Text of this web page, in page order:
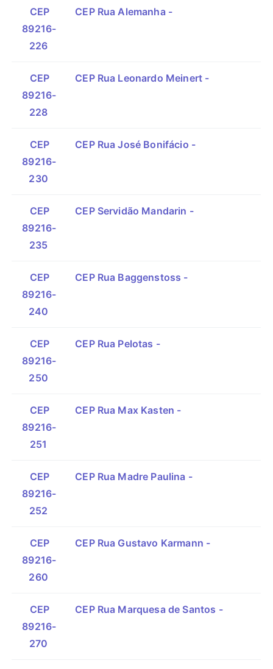
CEP
89216-
226
CEP Rua Alemanha -
CEP
89216-
228
CEP Rua Leonardo Meinert -
CEP
89216-
230
CEP Rua José Bonifácio -
CEP
89216-
235
CEP Servidão Mandarin -
CEP
89216-
240
CEP Rua Baggenstoss -
CEP
89216-
250
CEP Rua Pelotas -
CEP
89216-
251
CEP Rua Max Kasten -
CEP
89216-
252
CEP Rua Madre Paulina -
CEP
89216-
260
CEP Rua Gustavo Karmann -
CEP
89216-
270
CEP Rua Marquesa de Santos -